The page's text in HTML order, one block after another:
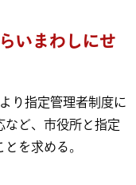
いまわしにせ
り指定管理者制度に
など、市役所と指定
を求める。